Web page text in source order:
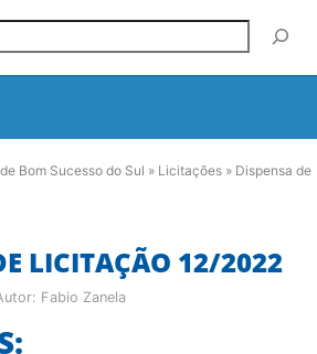
Bom Sucesso do Sul » Licitações » Dispensa de
LICITAÇÃO 12/2022
Fabio Zanela